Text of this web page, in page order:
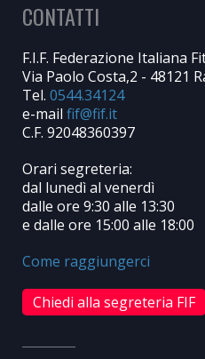
CONTATTI
F.I.F. Federazione Italiana
Via Paolo Costa,2 - 48121
Tel. 0544.34124
e-mail
C.F. 92048360397
Orari segreteria:
dal lunedì al venerdì
dalle ore 9:30 alle 13:30
e dalle ore 15:00 alle 18:00
Come raggiungerci
Chiedi alla segreteria FIF